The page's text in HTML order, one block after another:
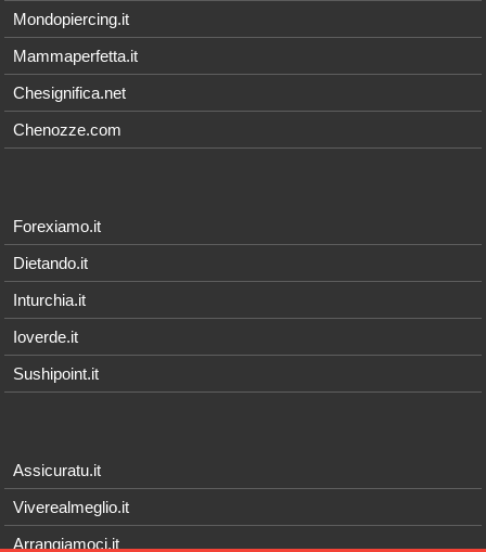
Mondopiercing.it
Mammaperfetta.it
Chesignifica.net
Chenozze.com
Forexiamo.it
Dietando.it
Inturchia.it
Ioverde.it
Sushipoint.it
Assicuratu.it
Viverealmeglio.it
Arrangiamoci.it